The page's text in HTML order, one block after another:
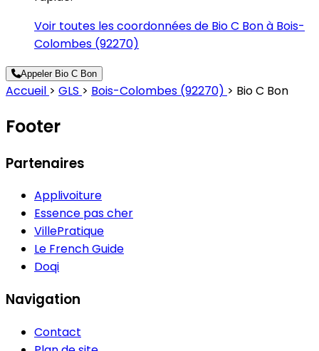
Voir toutes les coordonnées de Bio C Bon à Bois-
Colombes (92270)
Appeler Bio C Bon
Accueil > GLS > Bois-Colombes (92270) > Bio C Bon
Footer
Partenaires
Applivoiture
Essence pas cher
VillePratique
Le French Guide
Doqi
Navigation
Contact